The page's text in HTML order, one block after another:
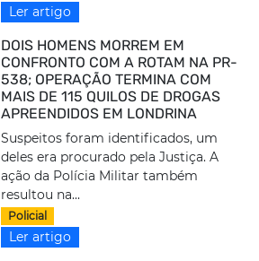
Ler artigo
DOIS HOMENS MORREM EM
CONFRONTO COM A ROTAM NA PR-
538; OPERAÇÃO TERMINA COM
MAIS DE 115 QUILOS DE DROGAS
APREENDIDOS EM LONDRINA
Suspeitos foram identificados, um
deles era procurado pela Justiça. A
ação da Polícia Militar também
resultou na...
Policial
Ler artigo